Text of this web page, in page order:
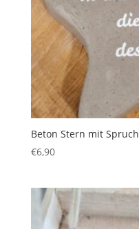
Beton Stern mit Spruch
€6,90